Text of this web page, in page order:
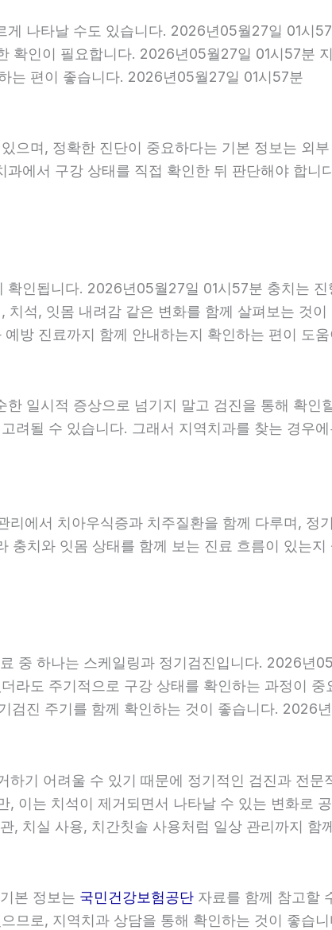
나타날 수도 있습니다. 2026년05월27일 01시
확인이 필요합니다. 2026년05월27일 01시57분
는 편이 좋습니다. 2026년05월27일 01시57분
으며, 정확한 진단이 중요하다는 기본 정보는 외
에서 구강 상태를 직접 확인한 뒤 판단해야 합니
인됩니다. 2026년05월27일 01시57분 충치는
석, 잇몸 내려감 같은 변화를 함께 살펴보는 것
방 진료까지 함께 안내하는지 확인하는 편이 도
일시적 증상으로 넘기지 말고 검진을 통해 확
려될 수 있습니다. 그래서 지역치과를 찾는 경우
에서 치아우식증과 치주질환을 함께 다루며, 정
충치와 잇몸 상태를 함께 보는 진료 흐름이 있는
중 하나는 스케일링과 정기검진입니다. 2026년
라도 주기적으로 구강 상태를 확인하는 과정이
검진 주기를 함께 확인하는 것이 좋습니다. 2026
기 어려울 수 있기 때문에 정기적인 검진과 전
이는 치석이 제거되면서 나타날 수 있는 변화로
, 치실 사용, 치간칫솔 사용처럼 일상 관리까지
본 정보는 국민건강보험공단 자료를 함께 참고할
므로, 지역치과 상담을 통해 확인하는 것이 좋습